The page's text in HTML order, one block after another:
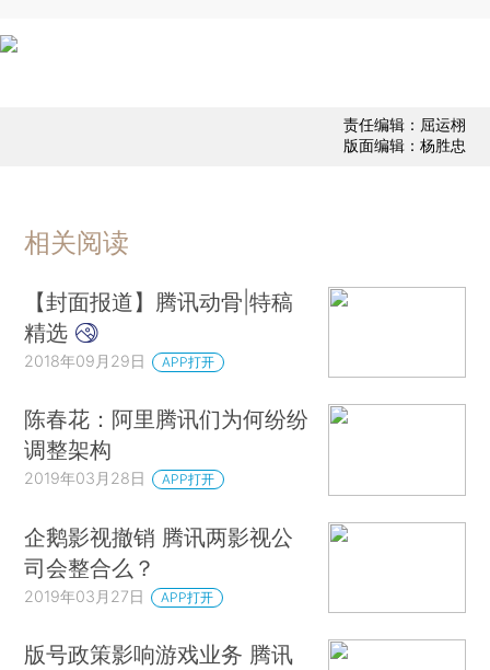
责任编辑：屈运栩
版面编辑：杨胜忠
相关阅读
【封面报道】腾讯动骨|特稿
精选
2018年09月29日 APP打开
陈春花：阿里腾讯们为何纷纷
调整架构
2019年03月28日 APP打开
企鹅影视撤销 腾讯两影视公
司会整合么？
2019年03月27日 APP打开
版号政策影响游戏业务 腾讯